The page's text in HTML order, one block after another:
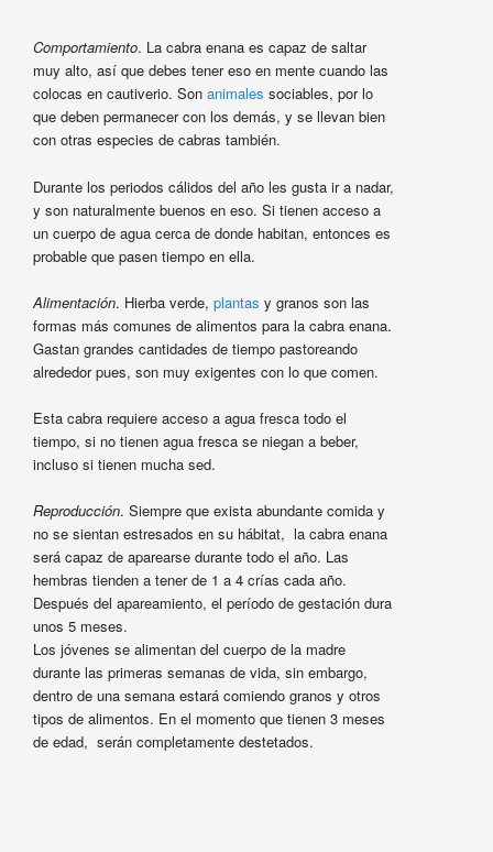
Comportamiento. La cabra enana es capaz de saltar
muy alto, así que debes tener eso en mente cuando las
colocas en cautiverio. Son animales sociables, por lo
que deben permanecer con los demás, y se llevan bien
con otras especies de cabras también.
Durante los periodos cálidos del año les gusta ir a nadar,
y son naturalmente buenos en eso. Si tienen acceso a
un cuerpo de agua cerca de donde habitan, entonces es
probable que pasen tiempo en ella.
Alimentación. Hierba verde, plantas y granos son las
formas más comunes de alimentos para la cabra enana.
Gastan grandes cantidades de tiempo pastoreando
alrededor pues, son muy exigentes con lo que comen.
Esta cabra requiere acceso a agua fresca todo el
tiempo, si no tienen agua fresca se niegan a beber,
incluso si tienen mucha sed.
Reproducción. Siempre que exista abundante comida y
no se sientan estresados en su hábitat, la cabra enana
será capaz de aparearse durante todo el año. Las
hembras tienden a tener de 1 a 4 crías cada año.
Después del apareamiento, el período de gestación dura
unos 5 meses.
Los jóvenes se alimentan del cuerpo de la madre
durante las primeras semanas de vida, sin embargo,
dentro de una semana estará comiendo granos y otros
tipos de alimentos. En el momento que tienen 3 meses
de edad, serán completamente destetados.